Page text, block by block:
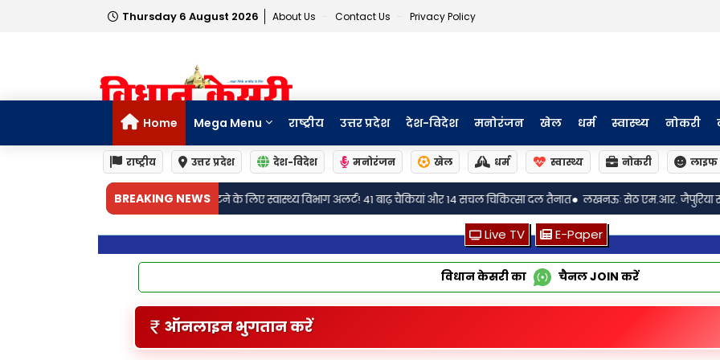
Thursday 6 August 2026 About Us Contact Us Privacy Policy
Home Mega Menu राष्ट्रीय उत्तर प्रदेश देश-विदेश मनोरंजन खेल धर्म स्वास्थ्य नोकरी
राष्ट्रीय उत्तर प्रदेश देश-विदेश मनोरंजन खेल धर्म स्वास्थ्य नोकरी लाइफ
BREAKING NEWS
से निपटने के लिए स्वास्थ्य विभाग अलर्ट! 41 बाढ़ चैकियां और 14 सचल चिकित्सा दल तैनात• लखनऊः सेठ एम.आर. जैपुरिया स्कूल्स में फिल्म निर्देशक
Live TV E-Paper
विधान केसरी का चैनलJOIN करें
ऑनलाइन भुगतान करें